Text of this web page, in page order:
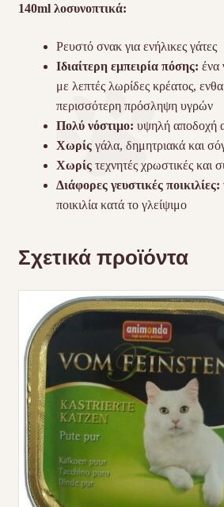
140ml λοσυνοπτικά:
Ρευστό σνακ για ενήλικες γάτες
Ιδιαίτερη εμπειρία πόσης: ένα
με λεπτές λωρίδες κρέατος,
περισσότερη πρόσληψη υγρών
Πολύ νόστιμο: υψηλή αποδοχή
Χωρίςγάλα, δημητριακά και
Χωρίςτεχνητές χρωστικές και
Διάφορες γευστικές ποικιλίες:
ποικιλία κατά το γλείψιμο
Σχετικά προϊόντα